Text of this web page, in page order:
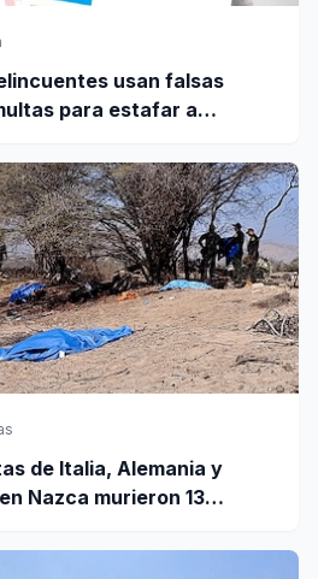
usan falsas
para estafar a
de Italia, Alemania y
Nazca murieron 13